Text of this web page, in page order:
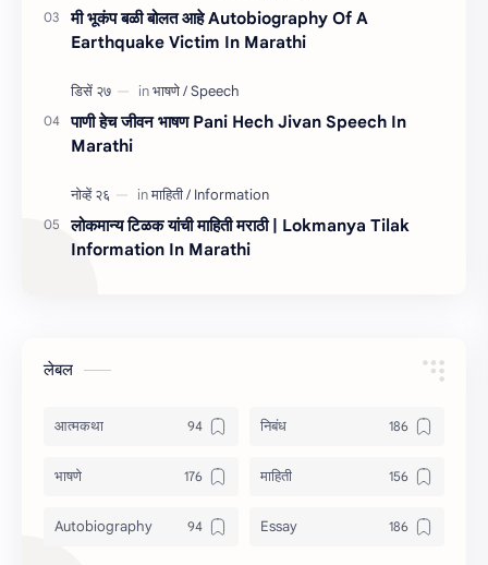
मी भूकंप बळी बोलत आहे Autobiography Of A
Earthquake Victim In Marathi
पाणी हेच जीवन भाषण Pani Hech Jivan Speech In
Marathi
लोकमान्य टिळक यांची माहिती मराठी | Lokmanya Tilak
Information In Marathi
लेबल
आत्मकथा निबंध
भाषणे माहिती
Autobiography Essay